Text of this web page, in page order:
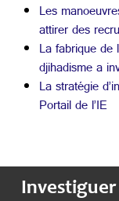
Les
attirer des
La fabrique
djihadisme a
La stratégie
Portail de l’IE